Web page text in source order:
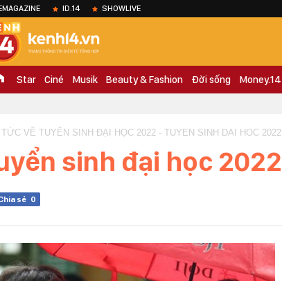
ID.14 SHOWLIVE
Star Ciné Musik Beauty & Fashion Đời sống Money.14
VỀ TUYỂN SINH ĐẠI HỌC 2022 - TUYEN SINH DAI HOC 2022
sinh đại học 2022
sẻ 0